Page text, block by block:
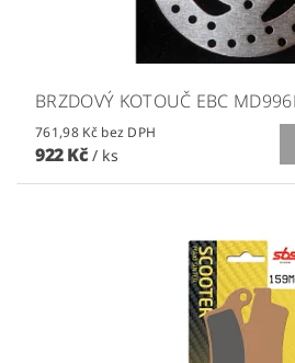
BRZDOVÝ KOTOUČ EBC
761,98 Kč bez DPH
922 Kč / ks